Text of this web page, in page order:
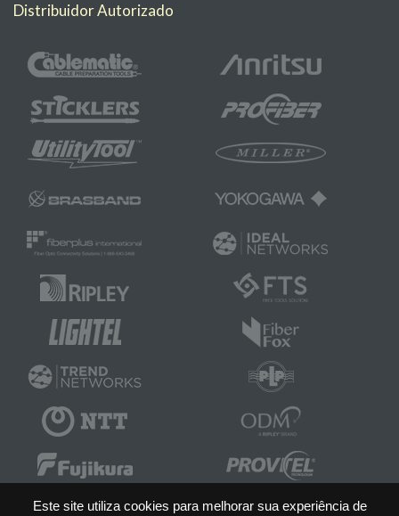
Este site utiliza cookies para melhorar sua experiência de
Distribuidor Autorizado